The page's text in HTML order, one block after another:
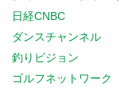
日経CNBC
ダンスチャンネル
釣りビジョン
ゴルフネットワーク